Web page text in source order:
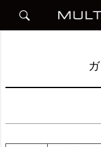
並び順
新着順